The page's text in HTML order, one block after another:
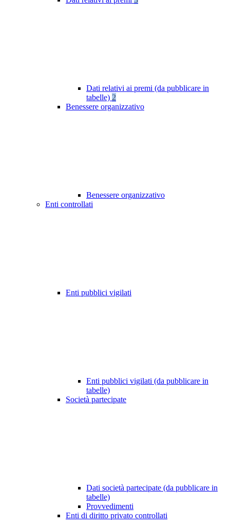
Dati relativi ai premi (da pubblicare in
tabelle) 2
Benessere organizzativo
Benessere organizzativo
Enti controllati
Enti pubblici vigilati
Enti pubblici vigilati (da pubblicare in
tabelle)
Società partecipate
Dati società partecipate (da pubblicare in
tabelle)
Provvedimenti
Enti di diritto privato controllati